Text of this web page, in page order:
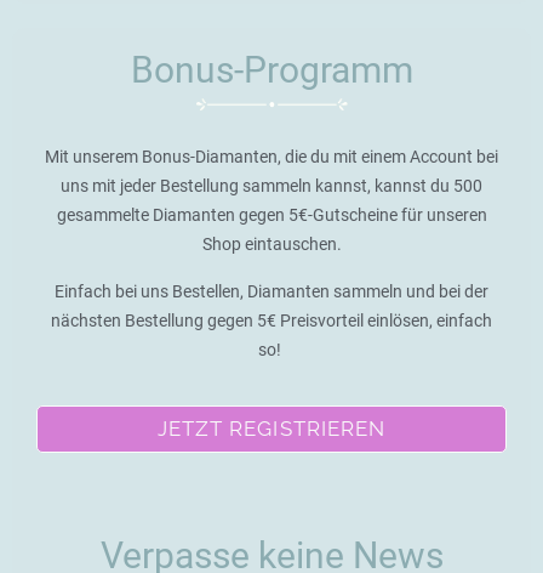
Bonus-Programm
Mit unserem Bonus-Diamanten, die du mit einem Account bei
uns mit jeder Bestellung sammeln kannst, kannst du 500
gesammelte Diamanten gegen 5€-Gutscheine für unseren
Shop eintauschen.
Einfach bei uns Bestellen, Diamanten sammeln und bei der
nächsten Bestellung gegen 5€ Preisvorteil einlösen, einfach
so!
JETZT REGISTRIEREN
Verpasse keine News